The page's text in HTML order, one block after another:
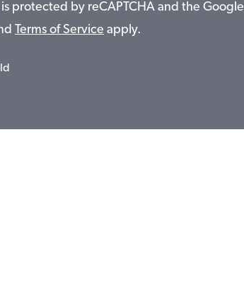
is protected by reCAPTCHA and the Google
Terms of Service apply.